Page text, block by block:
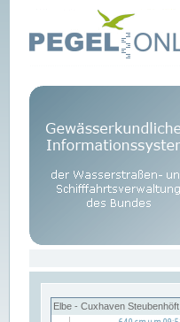
Elbe - Cuxhaven Steubenhöft